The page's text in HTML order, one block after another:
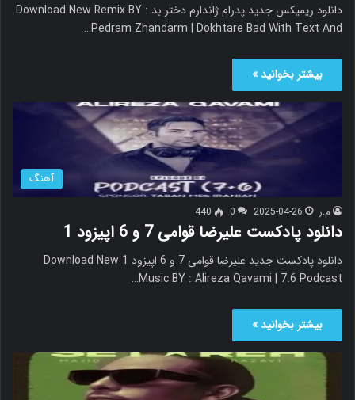
دانلود ریمیکس جدید پدرام ژاندارم دختر بد Download New Remix BY :
Pedram Zhandarm | Dokhtare Bad With Text And…
بیشتر بخوانید »
آهنگ
م.ر 2025-04-26
0
440
دانلود پادکست علیرضا قوامی 7 و 6 اپیزود 1
دانلود پادکست جدید علیرضا قوامی 7 و 6 اپیزود 1 Download New
Music BY : Alireza Qavami | 7.6 Podcast…
بیشتر بخوانید »